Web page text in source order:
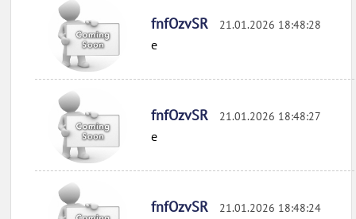
fnfOzvSR 21.01.2026 18:48:28
e
fnfOzvSR 21.01.2026 18:48:27
e
fnfOzvSR 21.01.2026 18:48:24